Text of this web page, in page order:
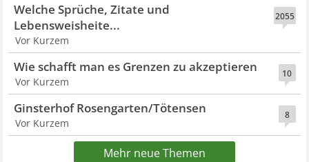
2055
Welche Sprüche, Zitate und
Lebensweisheite...
Vor Kurzem
10
Wie schafft man es Grenzen zu akzeptieren
Vor Kurzem
8
Ginsterhof Rosengarten/Tötensen
Vor Kurzem
Mehr neue Themen